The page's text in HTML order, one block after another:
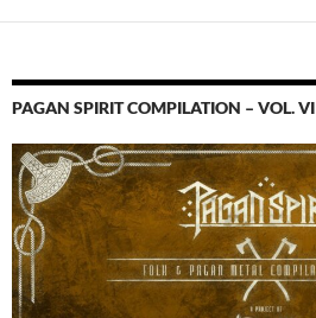
PAGAN SPIRIT COMPILATION – VOL. VI